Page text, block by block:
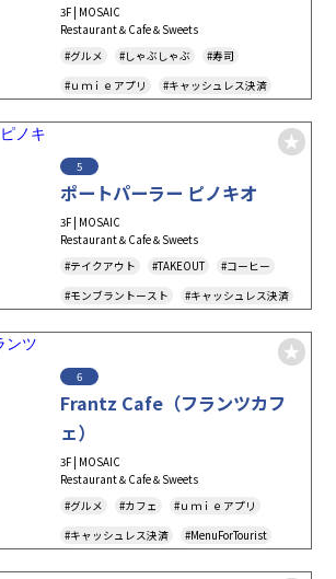
3F | MOSAIC
Restaurant＆Cafe＆Sweets
#グルメ
#しゃぶしゃぶ
#寿司
#ｕｍｉｅアプリ
#キャッシュレス決済
5
ポートパーラー ピノキオ
3F | MOSAIC
Restaurant＆Cafe＆Sweets
#テイクアウト
#TAKEOUT
#コーヒー
#モンブラントースト
#キャッシュレス決済
6
Frantz Cafe（フランツカフ
ェ）
3F | MOSAIC
Restaurant＆Cafe＆Sweets
#グルメ
#カフェ
#ｕｍｉｅアプリ
#キャッシュレス決済
#MenuForTourist